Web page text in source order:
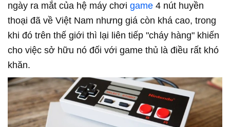
ngày ra mắt của hệ máy chơi game 4 nút huyền
thoại đã về Việt Nam nhưng giá còn khá cao, trong
khi đó trên thế giới thì lại liên tiếp "cháy hàng" khiến
cho việc sở hữu nó đối với game thủ là điều rất khó
khăn.